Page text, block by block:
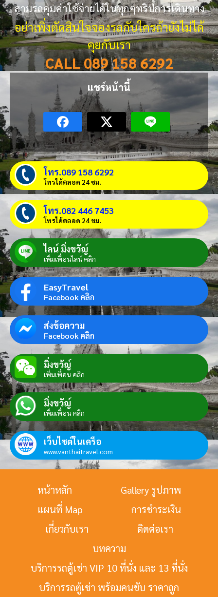
สามรถคุมค่าใช้จ่ายได้ในทุกๆทริปการเดินทาง
อย่าเพิ่งตัดสินใจจองรถกับใครถ้ายังไม่ได้
คุยกับเรา
CALL 089 158 6292
แชร์หน้านี้
โทร.089 158 6292
โทรได้ตลอด 24 ชม.
โทร.082 446 7453
โทรได้ตลอด 24 ชม.
ไลน์ มิ่งขวัญ์
เพิ่มเพื่อนไลน์ คลิก
EasyTravel
Facebook คลิก
ส่งข้อความ
Facebook คลิก
มิ่งขวัญ์
เพิ่มเพื่อน คลิก
มิ่งขวัญ์
เพิ่มเพื่อน คลิก
เว็บไซต์ในเครือ
www.vanthaitravel.com
หน้าหลัก
Gallery รูปภาพ
แผนที่ Map
การชำระเงิน
เกี่ยวกับเรา
ติดต่อเรา
บทความ
บริการรถตู้เช่า VIP 10 ที่นั่ง และ 13 ที่นั่ง
บริการรถตู้เช่า พร้อมคนขับ ราคาถูก